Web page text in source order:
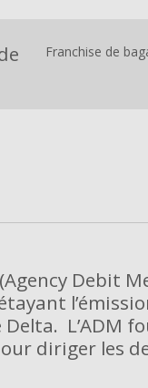
Franchise de
Debit
L’ADM
diriger les